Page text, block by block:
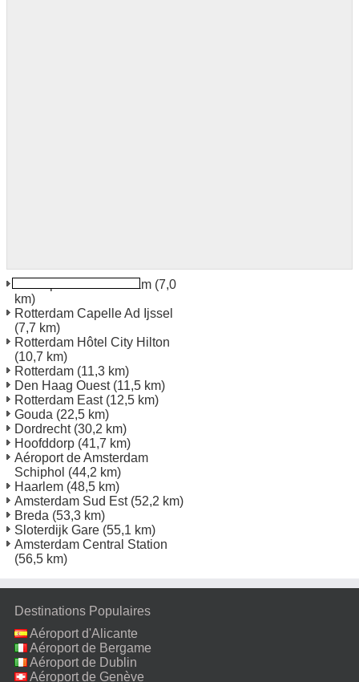
L'aéroport de Rotterdam (7,0
km)
Rotterdam Capelle Ad Ijssel
(7,7 km)
Rotterdam Hôtel City Hilton
(10,7 km)
Rotterdam (11,3 km)
Den Haag Ouest(11,5 km)
Rotterdam East(12,5 km)
Gouda (22,5 km)
Dordrecht(30,2 km)
Hoofddorp (41,7 km)
Aéroport de Amsterdam
Schiphol (44,2 km)
Haarlem (48,5 km)
Amsterdam Sud Est(52,2 km)
Breda (53,3 km)
Sloterdijk Gare (55,1 km)
Amsterdam Central Station
(56,5 km)
Destinations Populaires
Aéroport d'Alicante
Aéroport de Bergame
Aéroport de Dublin
Aéroport de Genève